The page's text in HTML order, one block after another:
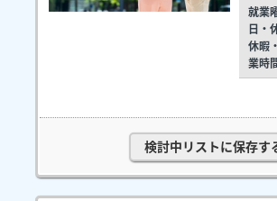
就業
日・
休暇
業時
検討中リストに保存す